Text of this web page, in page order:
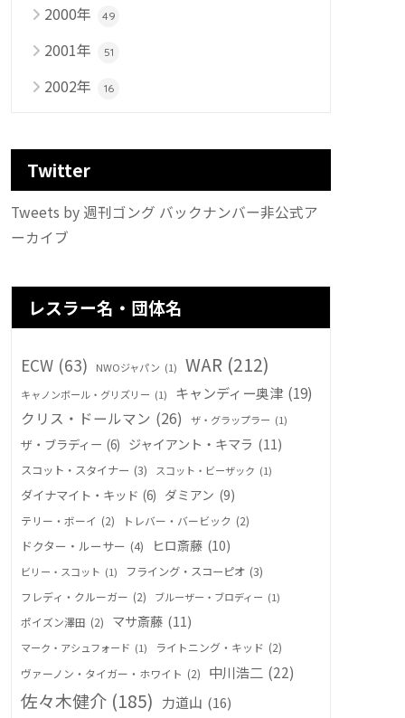
2000年 49
2001年 51
2002年 16
Twitter
Tweets by 週刊ゴング バックナンバー非公式ア
ーカイブ
レスラー名・団体名
ECW (63) NWOジャパン (1) WAR (212)
キャノンボール・グリズリー (1) キャンディー奥津 (19)
クリス・ドールマン (26) ザ・グラップラー (1)
ザ・ブラディー (6) ジャイアント・キマラ (11)
スコット・スタイナー (3) スコット・ビーザック (1)
ダイナマイト・キッド (6) ダミアン (9)
テリー・ボーイ (2) トレバー・バービック (2)
ドクター・ルーサー (4) ヒロ斎藤 (10)
ビリー・スコット (1) フライング・スコーピオ (3)
フレディ・クルーガー (2) ブルーザー・ブロディー (1)
ポイズン澤田 (2) マサ斎藤 (11)
マーク・アシュフォード (1) ライトニング・キッド (2)
ヴァーノン・タイガー・ホワイト (2) 中川浩二 (22)
佐々木健介 (185) 力道山 (16)